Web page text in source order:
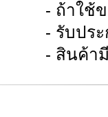
- ถ้าใช้ขาก
- รับประกัน
- สินค้ามีใบ